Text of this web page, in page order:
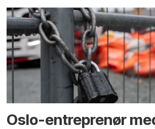
Oslo-entreprenør